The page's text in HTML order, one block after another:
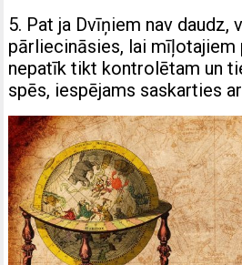
5. Pat ja Dvīņiem nav daudz,
pārliecināsies, lai mīļotajiem
nepatīk tikt kontrolētam un
spēs, iespējams saskarties